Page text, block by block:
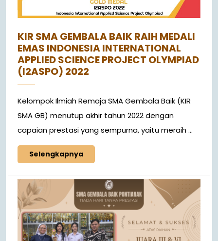
KIR SMA GEMBALA BAIK RAIH MEDALI
EMAS INDONESIA INTERNATIONAL
APPLIED SCIENCE PROJECT OLYMPIAD
(I2ASPO) 2022
Kelompok Ilmiah Remaja SMA Gembala Baik (KIR
SMA GB) menutup akhir tahun 2022 dengan
capaian prestasi yang sempurna, yaitu meraih ...
Selengkapnya